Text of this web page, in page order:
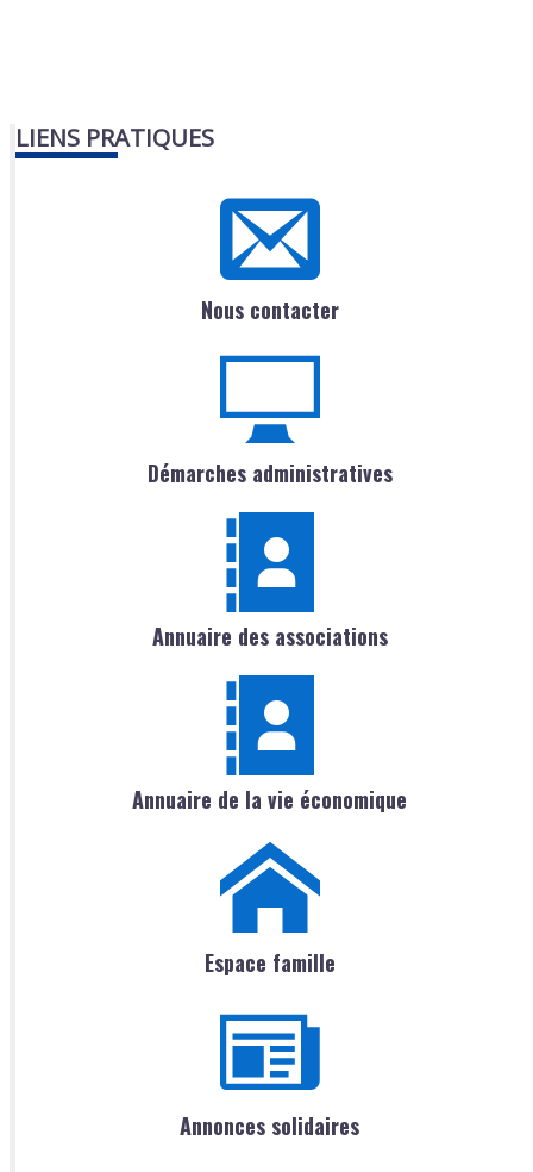
LIENS PRATIQUES
Nous contacter
Démarches administratives
Annuaire des associations
Annuaire de la vie économique
Espace famille
Annonces solidaires